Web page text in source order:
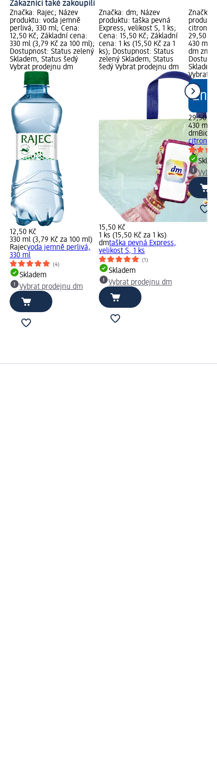
Zákazníci také zakoupili
Značka: Rajec; Název
produktu: voda jemně
perlivá, 330 ml; Cena:
12,50 Kč; Základní cena:
330 ml (3,79 Kč za 100 ml);
Dostupnost: Status zelený
Skladem, Status šedý
Vybrat prodejnu dm
12,50 Kč
330 ml (3,79 Kč za 100 ml)
Rajecvoda jemně perlivá,
330 ml
(4)
Skladem
Vybrat prodejnu dm
Značka: dm; Název
produktu: taška pevná
Express, velikost S, 1 ks;
Cena: 15,50 Kč; Základní
cena: 1 ks (15,50 Kč za 1
ks); Dostupnost: Status
zelený Skladem, Status
šedý Vybrat prodejnu dm
15,50 Kč
1 ks (15,50 Kč za 1 ks)
dmtaška pevná Express,
velikost S, 1 ks
(1)
Skladem
Vybrat prodejnu dm
Značka:
29,50
430 ml
dm
Vybrat
29,50 Kč
430 ml
dmBio